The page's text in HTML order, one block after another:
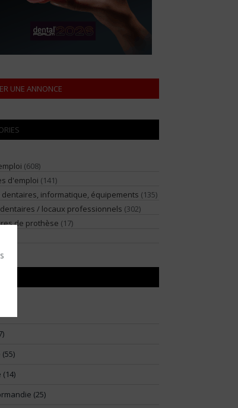
UNE ANNONCE
(608)
d'emploi (141)
dentaires, informatique, équipements (135)
/ locaux professionnels (302)
de prothèse (17)
(25)